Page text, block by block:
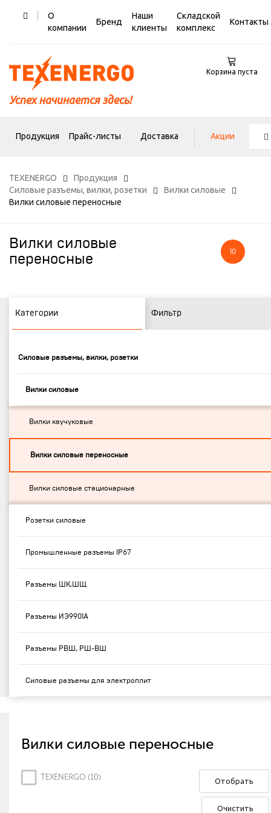
О
компании
Бренд
Наши
клиенты
Складской
комплекс
Контакты
Успех начинается здесь!
Корзина пуста
Продукция Прайс-листы Доставка Акции
TEXENERGO
Продукция
Силовые разъемы, вилки, розетки
Вилки силовые
Вилки силовые переносные
Вилки силовые
переносные
10
Категории Фильтр
Силовые разъемы, вилки, розетки
Вилки силовые
Вилки каучуковые
Вилки силовые переносные
Вилки силовые стационарные
Розетки силовые
Промышленные разъемы IP67
Разъемы ШК,ШЩ
Разъемы ИЭ9901А
Разъемы РВШ, РШ-ВШ
Силовые разъемы для электроплит
Вилки силовые переносные
Отобрать
Очистить
TEXENERGO (10)